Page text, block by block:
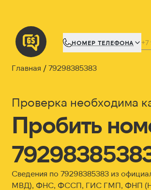
НОМЕР ТЕЛЕФОНА
Главная 79298385383
Проверка необходима
Пробить
Сведения по 79298385383 из
МВД), ФНС, ФССП, ГИС ГМП, ФНП